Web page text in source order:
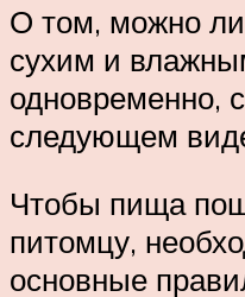
О том, можно
сухим и
одновременно,
следующем
Чтобы пища
питомцу,
основные